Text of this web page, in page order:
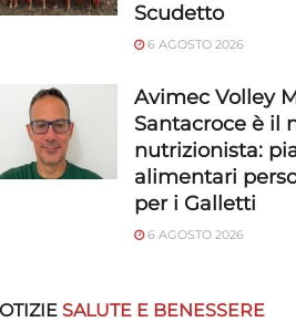
Scudetto
6 AGOSTO 2026
Avimec Volley
Santacroce è il
nutrizionista:
alimentari
per i Galletti
6 AGOSTO 2026
SALUTE E BENESSERE